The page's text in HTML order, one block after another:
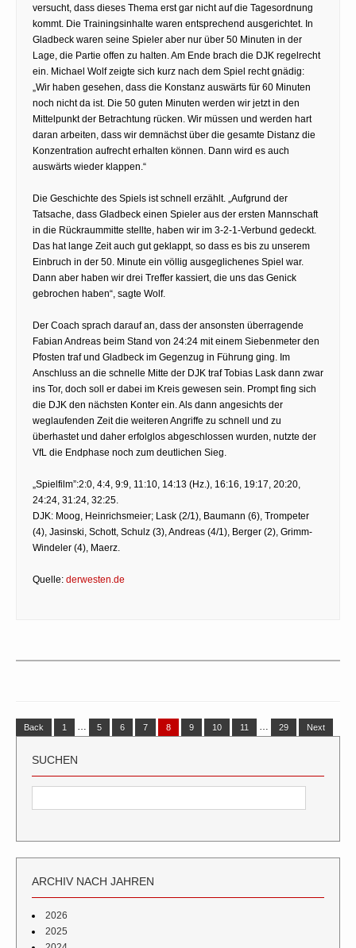
versucht, dass dieses Thema erst gar nicht auf die Tagesordnung
kommt. Die Trainingsinhalte waren entsprechend ausgerichtet. In
Gladbeck waren seine Spieler aber nur über 50 Minuten in der
Lage, die Partie offen zu halten. Am Ende brach die DJK regelrecht
ein. Michael Wolf zeigte sich kurz nach dem Spiel recht gnädig:
„Wir haben gesehen, dass die Konstanz auswärts für 60 Minuten
noch nicht da ist. Die 50 guten Minuten werden wir jetzt in den
Mittelpunkt der Betrachtung rücken. Wir müssen und werden hart
daran arbeiten, dass wir demnächst über die gesamte Distanz die
Konzentration aufrecht erhalten können. Dann wird es auch
auswärts wieder klappen.“
Die Geschichte des Spiels ist schnell erzählt. „Aufgrund der
Tatsache, dass Gladbeck einen Spieler aus der ersten Mannschaft
in die Rückraummitte stellte, haben wir im 3-2-1-Verbund gedeckt.
Das hat lange Zeit auch gut geklappt, so dass es bis zu unserem
Einbruch in der 50. Minute ein völlig ausgeglichenes Spiel war.
Dann aber haben wir drei Treffer kassiert, die uns das Genick
gebrochen haben“, sagte Wolf.
Der Coach sprach darauf an, dass der ansonsten überragende
Fabian Andreas beim Stand von 24:24 mit einem Siebenmeter den
Pfosten traf und Gladbeck im Gegenzug in Führung ging. Im
Anschluss an die schnelle Mitte der DJK traf Tobias Lask dann zwar
ins Tor, doch soll er dabei im Kreis gewesen sein. Prompt fing sich
die DJK den nächsten Konter ein. Als dann angesichts der
weglaufenden Zeit die weiteren Angriffe zu schnell und zu
überhastet und daher erfolglos abgeschlossen wurden, nutzte der
VfL die Endphase noch zum deutlichen Sieg.
„Spielfilm”:2:0, 4:4, 9:9, 11:10, 14:13 (Hz.), 16:16, 19:17, 20:20,
24:24, 31:24, 32:25.
DJK: Moog, Heinrichsmeier; Lask (2/1), Baumann (6), Trompeter
(4), Jasinski, Schott, Schulz (3), Andreas (4/1), Berger (2), Grimm-
Windeler (4), Maerz.
Quelle: derwesten.de
Back 1 … 5 6 7 8 9 10 11 … 29 Next
SUCHEN
ARCHIV NACH JAHREN
2026
2025